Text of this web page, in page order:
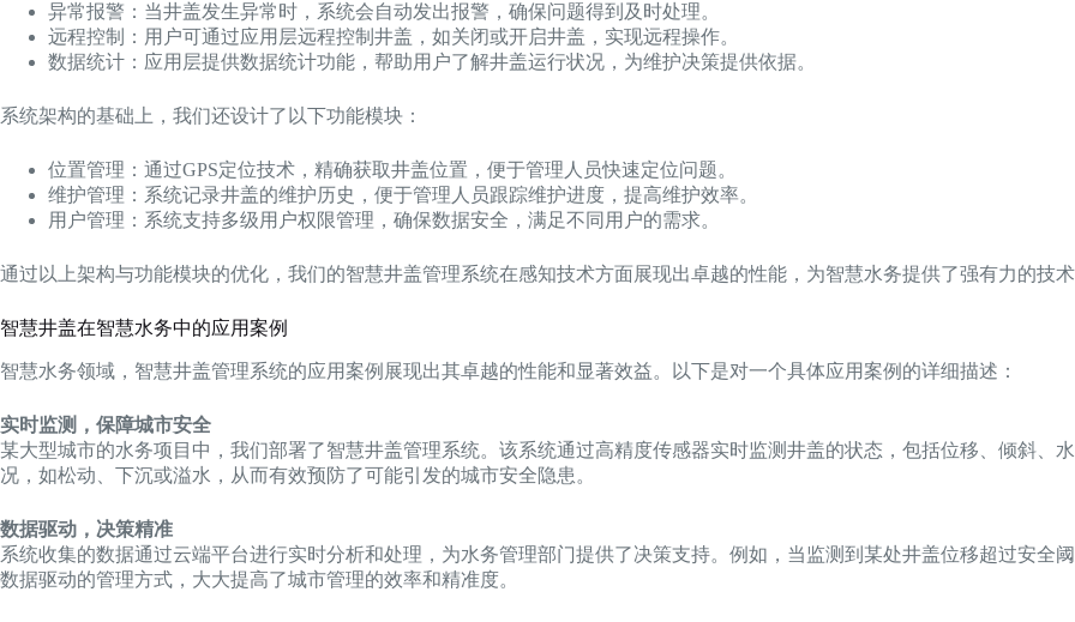
异常报警：当井盖发生异常时，系统会自动发出报警，确保问题得到及时处理。
远程控制：用户可通过应用层远程控制井盖，如关闭或开启井盖，实现远程操作。
数据统计：应用层提供数据统计功能，帮助用户了解井盖运行状况，为维护决策提供依据。
系统架构的基础上，我们还设计了以下功能模块：
位置管理：通过GPS定位技术，精确获取井盖位置，便于管理人员快速定位问题。
维护管理：系统记录井盖的维护历史，便于管理人员跟踪维护进度，提高维护效率。
用户管理：系统支持多级用户权限管理，确保数据安全，满足不同用户的需求。
通过以上架构与功能模块的优化，我们的智慧井盖管理系统在感知技术方面展现出卓越的性能，为智慧水务提供了强有力的技
智慧井盖在智慧水务中的应用案例
智慧水务领域，智慧井盖管理系统的应用案例展现出其卓越的性能和显著效益。以下是对一个具体应用案例的详细描述：
实时监测，保障城市安全
某大型城市的水务项目中，我们部署了智慧井盖管理系统。该系统通过高精度传感器实时监测井盖的状态，包括位移、倾斜、
况，如松动、下沉或溢水，从而有效预防了可能引发的城市安全隐患。
数据驱动，决策精准
系统收集的数据通过云端平台进行实时分析和处理，为水务管理部门提供了决策支持。例如，当监测到某处井盖位移超过安全
数据驱动的管理方式，大大提高了城市管理的效率和精准度。